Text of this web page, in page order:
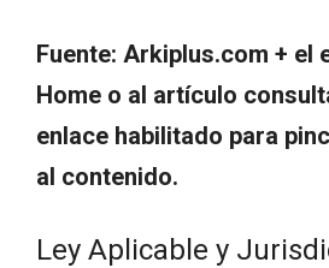
Fuente: Arkiplus.com + el
Home o al artículo
enlace habilitado para
al contenido.
Ley Aplicable y